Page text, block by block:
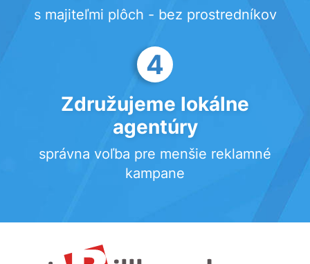
s majiteľmi plôch - bez prostredníkov
4
Združujeme lokálne
agentúry
správna voľba pre menšie reklamné
kampane